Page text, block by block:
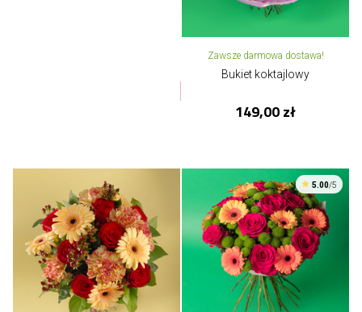
Zawsze darmowa dostawa!
Bukiet koktajlowy
149,00 zł
5.00/5